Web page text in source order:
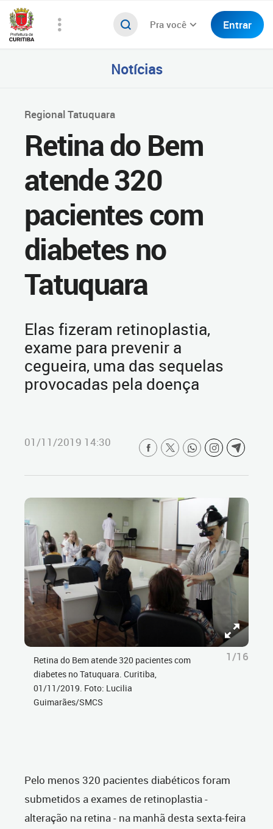
Pra você Entrar
Notícias
Regional Tatuquara
Retina do Bem
atende 320
pacientes com
diabetes no
Tatuquara
Elas fizeram retinoplastia,
exame para prevenir a
cegueira, uma das sequelas
provocadas pela doença
01/11/2019 14:30
Retina do Bem atende 320 pacientes com
diabetes no Tatuquara. Curitiba,
01/11/2019. Foto: Lucilia
Guimarães/SMCS
1/16
Pelo menos 320 pacientes diabéticos foram
submetidos a exames de retinoplastia -
alteração na retina - na manhã desta sexta-feira